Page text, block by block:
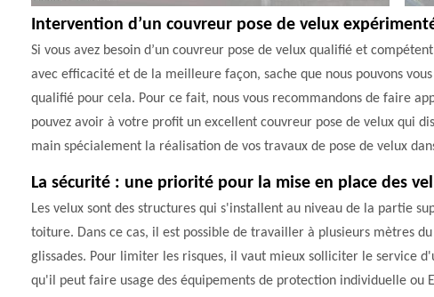
Intervention d’un couvreur pose de velux
Si vous avez besoin d’un couvreur pose de velux qualifié et
avec efficacité et de la meilleure façon, sache que nous pouvons
qualifié pour cela. Pour ce fait, nous vous recommandons de faire
pouvez avoir à votre profit un excellent couvreur pose de velux qui
main spécialement la réalisation de vos travaux de pose de velux
La sécurité : une priorité pour la mise en place des
Les velux sont des structures qui s'installent au niveau de la partie
toiture. Dans ce cas, il est possible de travailler à plusieurs mètres
glissades. Pour limiter les risques, il vaut mieux solliciter le service
qu'il peut faire usage des équipements de protection individuelle ou